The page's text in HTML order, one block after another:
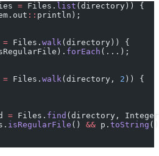
= Files. list (directory)) {
::
= Files. walk (directory)) {
forEach
= Files. walk (directory, 2
= Files. find (directory,
isRegularFile () && p. toString